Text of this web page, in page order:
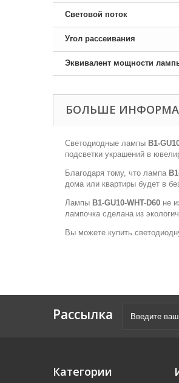
Световой поток
Угол рассеивания
Эквивалент мощности
БОЛЬШЕ
Светодиодные лампы B1-
подсветки украшений в
Благодаря тому, что лампа
дома или квартиры будет в
Лампы B1-GU10-WHT-D60 не
лампочка сделана из
Вы можете купить
Рассылка
Категории